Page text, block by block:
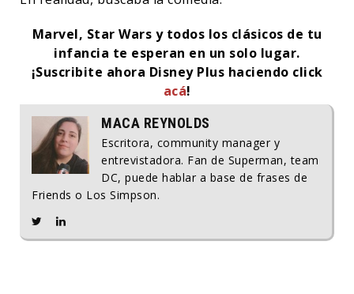
Marvel, Star Wars y todos los clásicos de tu
infancia te esperan en un solo lugar.
¡Suscribite ahora Disney Plus haciendo click
acá!
MACA REYNOLDS
Escritora, community manager y
entrevistadora. Fan de Superman, team
DC, puede hablar a base de frases de
Friends o Los Simpson.